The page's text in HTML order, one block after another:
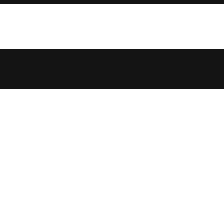
na lačno,
hmoty,